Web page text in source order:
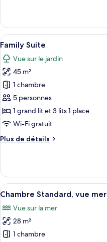
with
Land
View
le
type
de
chambre
Superior
Family
Room
with
Land
View
Afficher
toutes
les
photos
pour
ce
type
de
chambre :
Family
5
Family Suite
Vue sur le jardin
45 m²
1 chambre
5 personnes
1 grand lit et 3 lits 1 place
Wi-Fi gratuit
Plus de détails
Plus
le
type
de
Family
Suite
Afficher
toutes
les
photos
pour
5
Chambre Standard, vue mer
Vue sur la mer
28 m²
1 chambre